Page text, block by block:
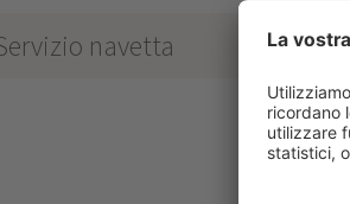
navetta